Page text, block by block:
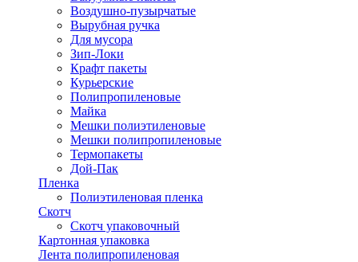
Воздушно-пузырчатые
Вырубная ручка
Для мусора
Зип-Локи
Крафт пакеты
Курьерские
Полипропиленовые
Майка
Мешки полиэтиленовые
Мешки полипропиленовые
Термопакеты
Дой-Пак
Пленка
Полиэтиленовая пленка
Скотч
Скотч упаковочный
Картонная упаковка
Лента полипропиленовая